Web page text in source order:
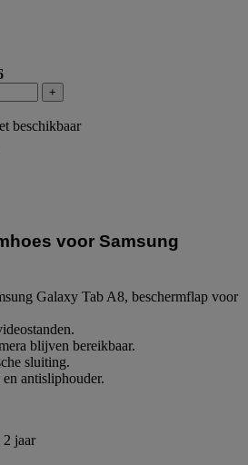
+
beschikbaar
voor Samsung
Galaxy Tab A8, beschermflap voor
blijven bereikbaar.
sluiting.
antisliphouder.
jaar